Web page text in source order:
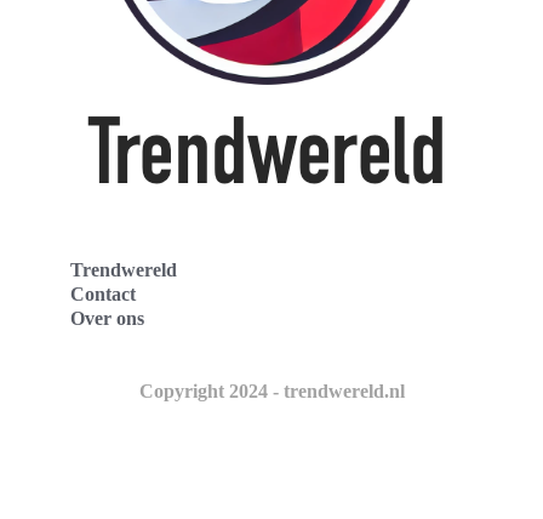
Trendwereld
Contact
Over ons
Copyright 2024 - trendwereld.nl